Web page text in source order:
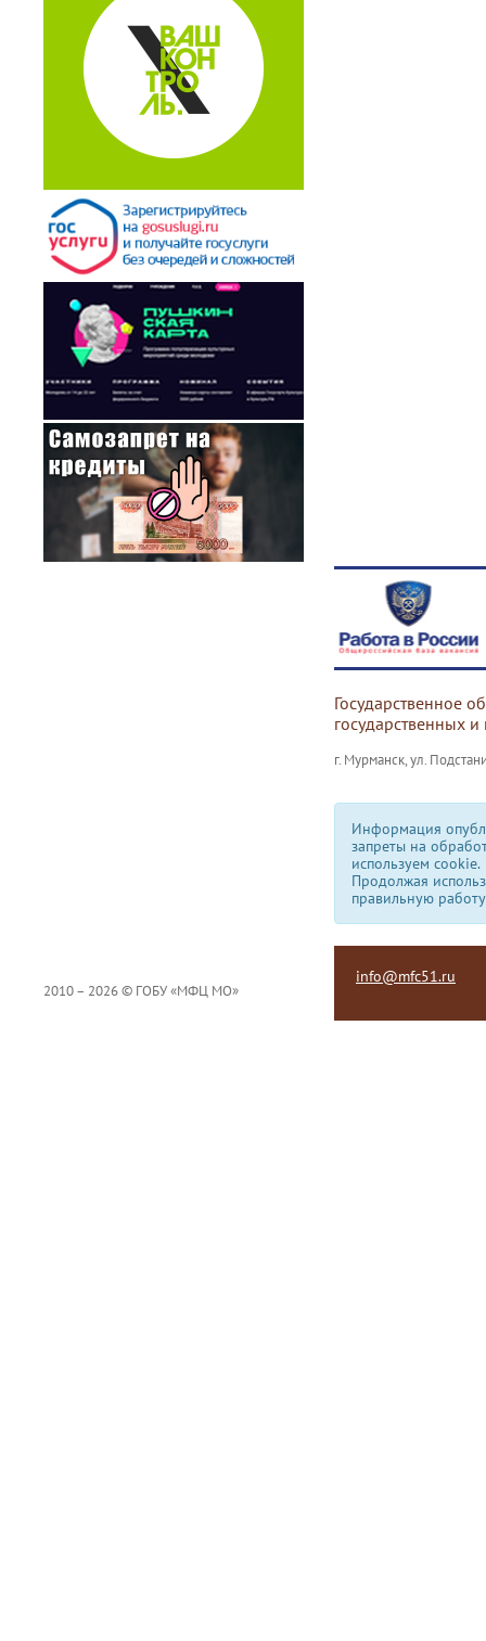
Государственное
государственных
г. Мурманск, ул.
Информация
запреты на
используем сookie.
Продолжая
правильную
2010 – 2026 © ГОБУ «МФЦ МО»
info@mfc51.ru